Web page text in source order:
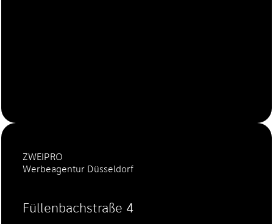
ZWEIPRO
Werbeagentur Düsseldorf
Füllenbachstraße 4